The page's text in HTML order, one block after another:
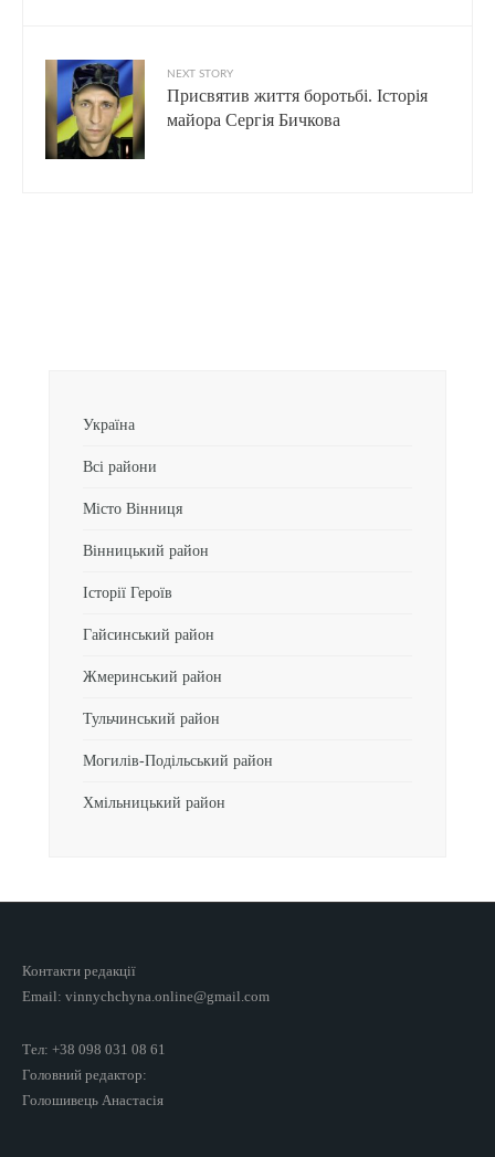
NEXT STORY
Присвятив життя боротьбі. Історія
майора Сергія Бичкова
Україна
Всі райони
Місто Вінниця
Вінницький район
Історії Героїв
Гайсинський район
Жмеринський район
Тульчинський район
Могилів-Подільський район
Хмільницький район
Контакти редакції
Email: vinnychchyna.online@gmail.com
Тел: +38 098 031 08 61
Головний редактор:
Голошивець Анастасія